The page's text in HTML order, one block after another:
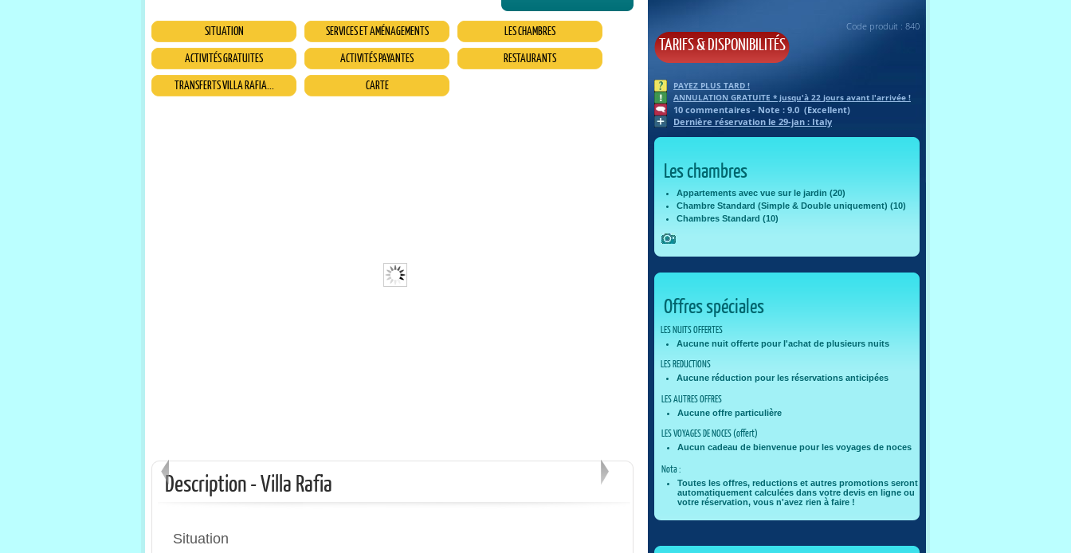
SITUATION SERVICES ET AMÉNAGEMENTS
LES CHAMBRES
ACTIVITÉS GRATUITES
ACTIVITÉS PAYANTES
RESTAURANTS
TRANSFERTS VILLA RAFIA...
CARTE
Description - Villa Rafia
Situation
Code produit : 840
TARIFS & DISPONIBILITÉS
PAYEZ PLUS TARD !
ANNULATION GRATUITE * jusqu'à 22 jours avant l'arrivée !
10 commentaires - Note : 9.0 (Excellent)
Dernière réservation le 29-jan : Italy
Les chambres
Appartements avec vue sur le jardin (20)
Chambre Standard (Simple & Double uniquement) (10)
Chambres Standard (10)
Offres spéciales
LES NUITS OFFERTES
Aucune nuit offerte pour l'achat de plusieurs nuits
LES REDUCTIONS
Aucune réduction pour les réservations anticipées
LES AUTRES OFFRES
Aucune offre particulière
LES VOYAGES DE NOCES (offert)
Aucun cadeau de bienvenue pour les voyages de noces
Nota :
Toutes les offres, reductions et autres promotions seront
automatiquement calculées dans votre devis en ligne ou
votre réservation, vous n'avez rien à faire !